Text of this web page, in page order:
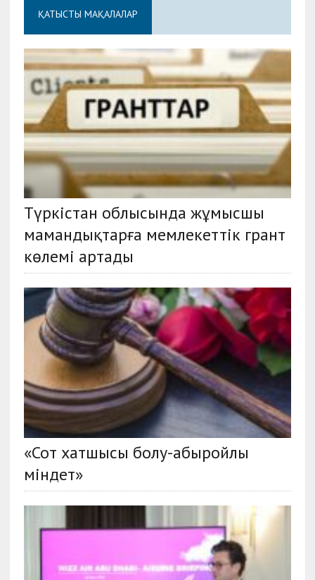
ҚАТЫСТЫ МАҚАЛАЛАР
Түркістан облысында жұмысшы
мамандықтарға мемлекеттік грант
көлемі артады
«Сот хатшысы болу-абыройлы
міндет»